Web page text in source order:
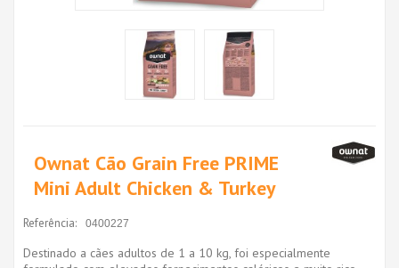
Ownat Cão Grain Free PRIME
Mini Adult Chicken & Turkey
Referência: 0400227
Destinado a cães adultos de 1 a 10 kg, foi especialmente